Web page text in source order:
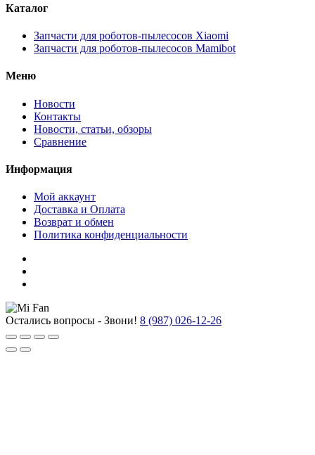
Каталог
Запчасти для роботов-пылесосов Xiaomi
Запчасти для роботов-пылесосов Mamibot
Меню
Новости
Контакты
Новости, статьи, обзоры
Сравнение
Информация
Мой аккаунт
Доставка и Оплата
Возврат и обмен
Политика конфиденциальности
Остались вопросы - Звони! 8 (987) 026-12-26